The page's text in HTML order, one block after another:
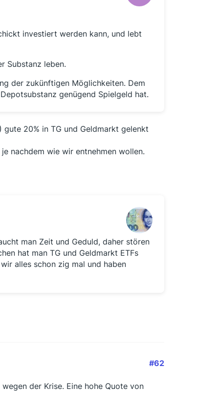
investiert werden kann, und lebt
Substanz leben.
der zukünftigen Möglichkeiten. Dem
genügend Spielgeld hat.
20% in TG und Geldmarkt gelenkt
nachdem wie wir entnehmen wollen.
man Zeit und Geduld, daher stören
hat man TG und Geldmarkt ETFs
alles schon zig mal und haben
#62
der Krise. Eine hohe Quote von